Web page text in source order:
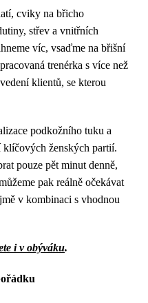
cviky na břicho
střev a vnitřních
víc, vsaďme na břišní
trenérka s více než
klientů, se kterou
podkožního tuku a
klíčových ženských partií.
pouze pět minut denně,
pak reálně očekávat
v kombinaci s vhodnou
i v obýváku.